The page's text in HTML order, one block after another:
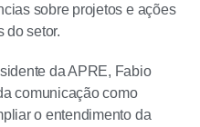
sobre projetos e ações
do setor.
da APRE, Fabio
comunicação como
o entendimento da